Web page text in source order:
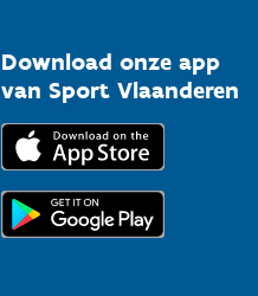
Download onze app
van Sport Vlaanderen